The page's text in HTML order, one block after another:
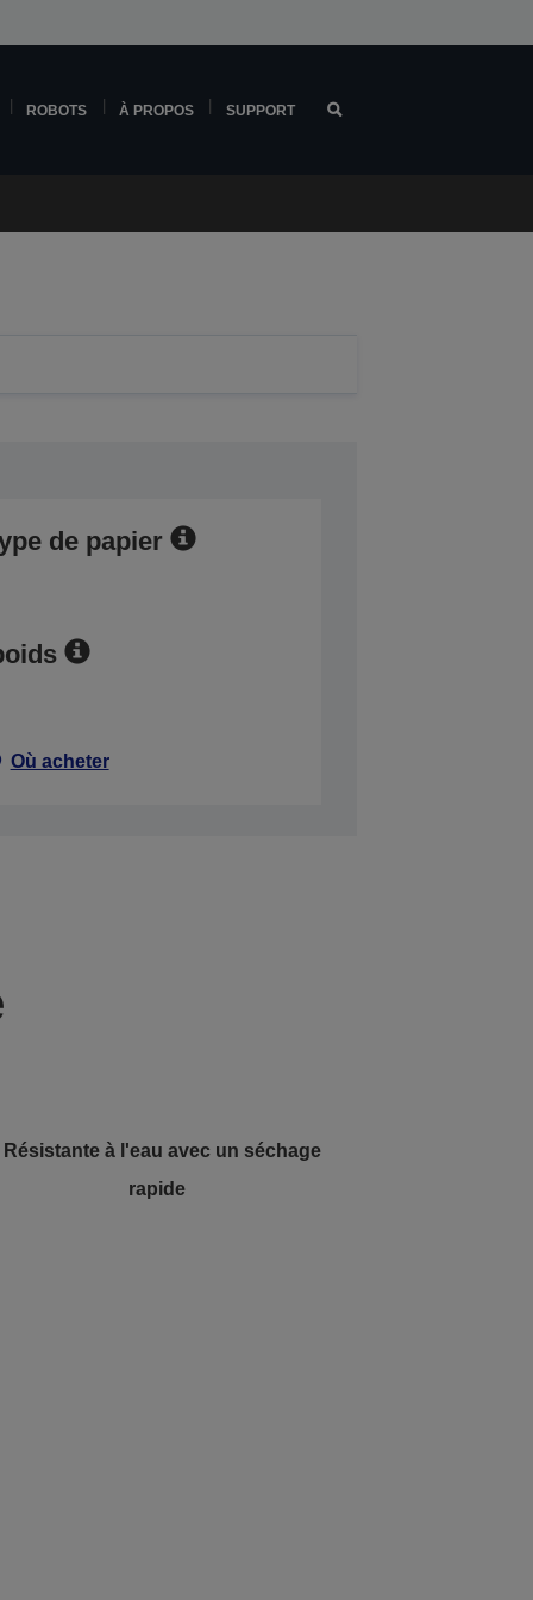
ROBOTS À PROPOS SUPPORT
de papier
Où acheter
Résistante à l'eau avec un séchage
rapide